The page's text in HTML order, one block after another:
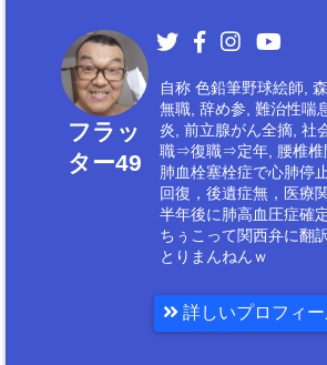
フラッ
ター49
自称 色鉛筆野球絵師,
無職, 辞め参, 難治性喘
炎, 前立腺がん全摘, 社
職⇒復職⇒定年, 腰椎椎
肺血栓塞栓症で心肺停
回復，後遺症無，医療
半年後に肺高血圧症確
ちぅこって関西弁に翻
とりまんねんｗ
詳しいプロフィ